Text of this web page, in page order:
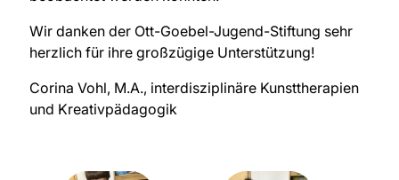
Wir danken der Ott-Goebel-Jugend-Stiftung sehr
herzlich für ihre großzügige Unterstützung!
Corina Vohl, M.A., interdisziplinäre Kunsttherapien
und Kreativpädagogik